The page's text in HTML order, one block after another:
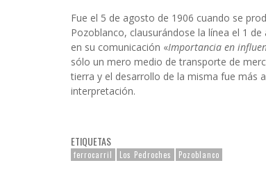
Fue el 5 de agosto de 1906 cuando se
Pozoblanco, clausurándose la línea el 1
en su comunicación «Importancia en
sólo un mero medio de transporte de
tierra y el desarrollo de la misma fue más
interpretación.
ETIQUETAS
ferrocarril Los Pedroches Pozoblanco